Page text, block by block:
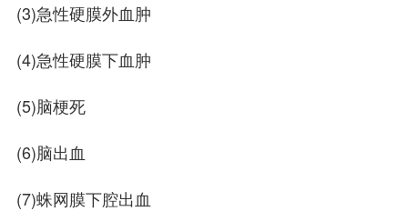
(3)急性硬膜外血肿
(4)急性硬膜下血肿
(5)脑梗死
(6)脑出血
(7)蛛网膜下腔出血